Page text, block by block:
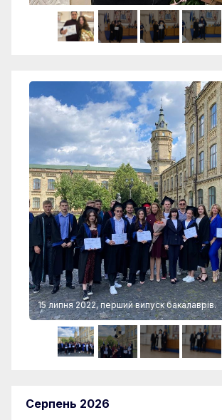
15 липня 2022, перший випуск бакалаврів.
Серпень 2026